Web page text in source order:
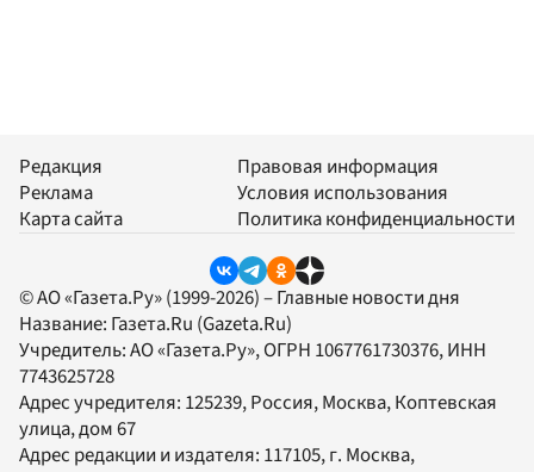
Редакция
Реклама
Карта сайта
Правовая информация
Условия использования
Политика конфиденциальности
© АО «Газета.Ру» (1999-2026) – Главные новости дня
Название: Газета.Ru (Gazeta.Ru)
Учредитель:АО «Газета.Ру», ОГРН 1067761730376, ИНН
7743625728
Адрес учредителя: 125239, Россия, Москва, Коптевская
улица, дом 67
Адрес редакции и издателя: 117105, г. Москва,